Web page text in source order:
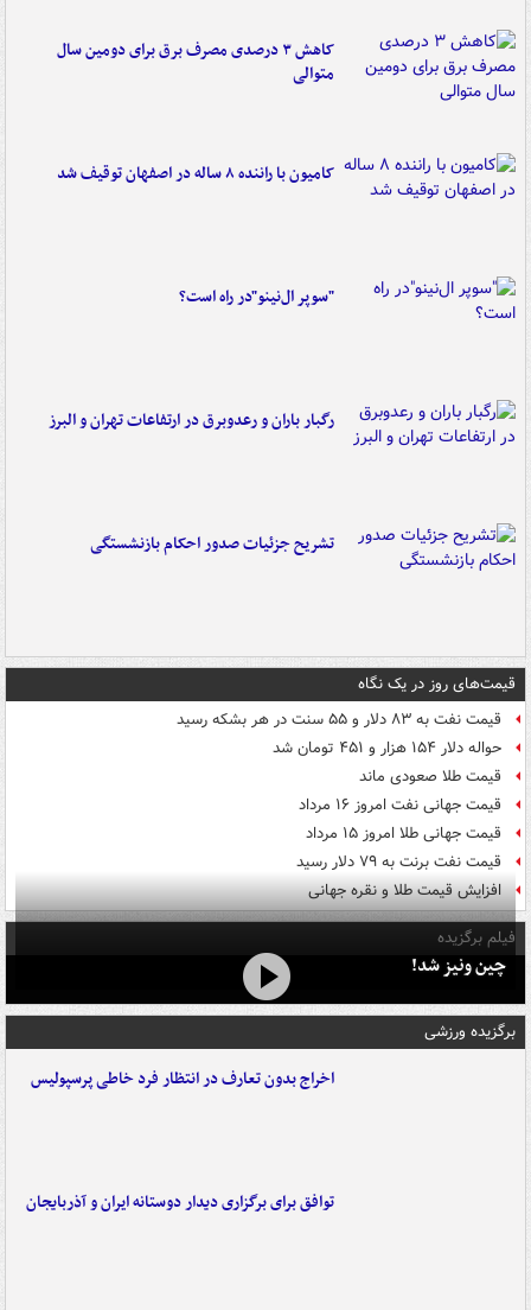
کاهش ۳ درصدی مصرف برق برای دومین سال
متوالی
کامیون با راننده ۸ ساله در اصفهان توقیف شد
"سوپر ال‌نینو"در راه است؟
رگبار باران و رعدوبرق در ارتفاعات تهران و البرز
تشریح جزئیات صدور احکام بازنشستگی
قیمت‌های روز در یک نگاه
قیمت نفت به ۸۳ دلار و ۵۵ سنت در هر بشکه رسید
حواله دلار ۱۵۴ هزار و ۴۵۱ تومان شد
قیمت طلا صعودی ماند
قیمت جهانی نفت امروز ۱۶ مرداد
قیمت جهانی طلا امروز ۱۵ مرداد
قیمت نفت برنت به ۷۹ دلار رسید
افزایش قیمت طلا و نقره جهانی
فیلم برگزیده
چین ونیز شد!
برگزیده ورزشی
اخراج بدون تعارف در انتظار فرد خاطی پرسپولیس
توافق برای برگزاری دیدار دوستانه ایران و آذربایجان